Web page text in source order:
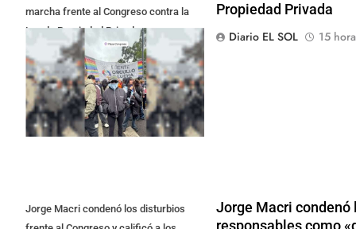
marcha frente al Congreso contra la
Ley de Propiedad Privada
Propiedad Privada
Diario EL SOL
15
Jorge Macri condenó los disturbios
Jorge Macri
responsables como